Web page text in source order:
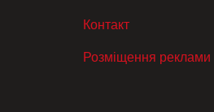
МЕНЮ В ПОДВАЛЕ
Контакт
Розміщення реклами